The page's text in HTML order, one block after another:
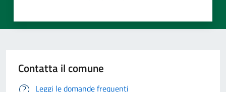
Contatta il comune
Leggi le domande frequenti